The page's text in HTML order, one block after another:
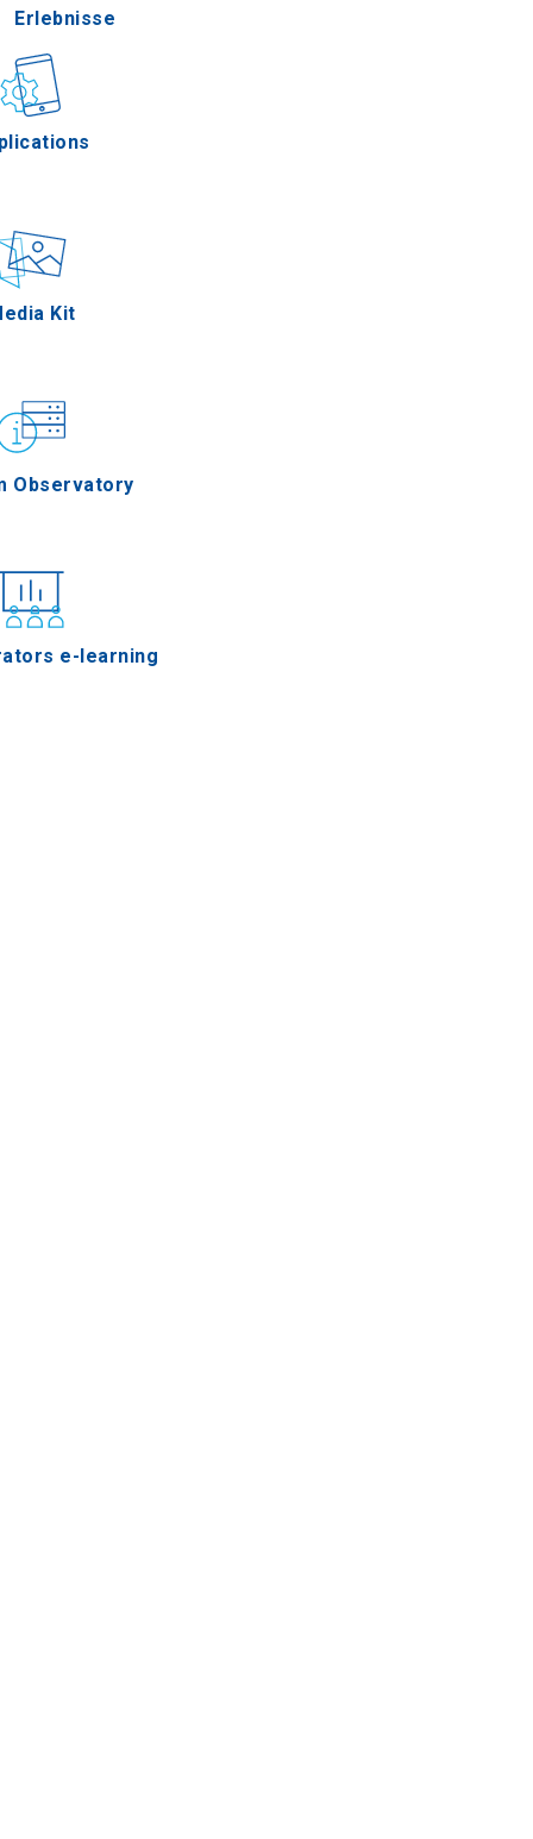
Gastronomie
Ereignisse
Kit
Observatory
e-learning
Erlebnisse